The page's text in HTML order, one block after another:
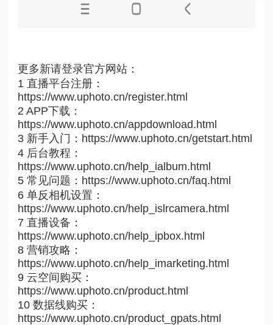
更多新请登录官方网站：
1 直播平台注册：
https://www.uphoto.cn/register.html
2 APP下载：
https://www.uphoto.cn/appdownload.html
3 新手入门：https://www.uphoto.cn/getstart.html
4 后台教程：
https://www.uphoto.cn/help_ialbum.html
5 常见问题：https://www.uphoto.cn/faq.html
6 单反相机设置：
https://www.uphoto.cn/help_islrcamera.html
7 直播设备：
https://www.uphoto.cn/help_ipbox.html
8 营销攻略：
https://www.uphoto.cn/help_imarketing.html
9 云空间购买：
https://www.uphoto.cn/product.html
10 数据线购买：
https://www.uphoto.cn/product_gpats.html